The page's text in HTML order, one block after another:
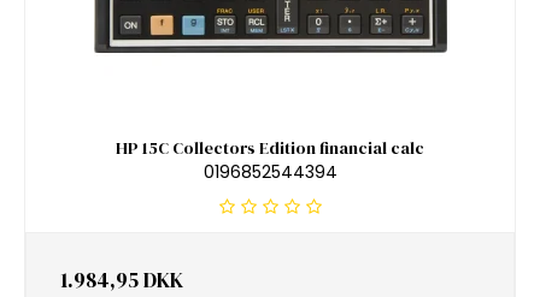
HP 15C Collectors Edition financial calc
0196852544394
1.984,95 DKK